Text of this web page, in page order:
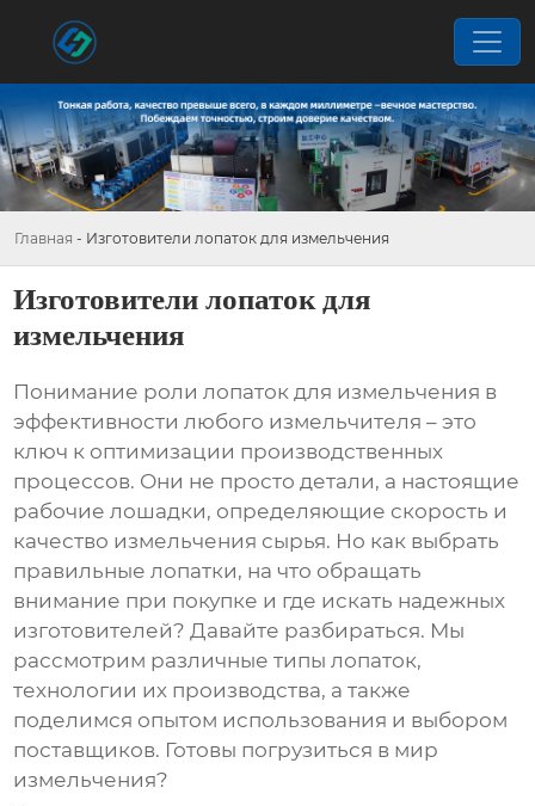
Главная - Изготовители лопаток для измельчения
Изготовители лопаток для
измельчения
Понимание ролилопаток для измельчения в
эффективности любого измельчителя – это
ключ к оптимизации производственных
процессов. Они не просто детали, а настоящие
рабочие лошадки, определяющие скорость и
качество измельчения сырья. Но как выбрать
правильные лопатки, на что обращать
внимание при покупке и где искать надежных
изготовителей? Давайте разбираться. Мы
рассмотрим различные типы лопаток,
технологии их производства, а также
поделимся опытом использования и выбором
поставщиков. Готовы погрузиться в мир
измельчения?